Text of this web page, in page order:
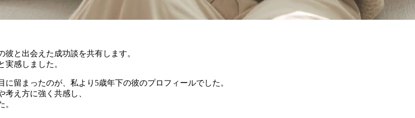
と出会えた成功談を共有します。
感しました。
留まったのが、私より5歳年下の彼のプロフィールでした。
え方に強く共感し、
。